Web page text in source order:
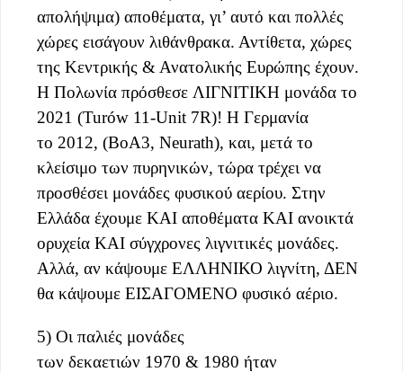
απολήψιμα) αποθέματα, γι’ αυτό και πολλές
χώρες εισάγουν λιθάνθρακα. Αντίθετα, χώρες
της Κεντρικής & Ανατολικής Ευρώπης έχουν.
Η Πολωνία πρόσθεσε ΛΙΓΝΙΤΙΚΗ μονάδα το
2021 (Turów 11-Unit 7R)! Η Γερμανία
το 2012, (ΒοΑ3, Neurath), και, μετά το
κλείσιμο των πυρηνικών, τώρα τρέχει να
προσθέσει μονάδες φυσικού αερίου. Στην
Ελλάδα έχουμε ΚΑΙ αποθέματα ΚΑΙ ανοικτά
ορυχεία ΚΑΙ σύγχρονες λιγνιτικές μονάδες.
Αλλά, αν κάψουμε ΕΛΛΗΝΙΚΟ λιγνίτη, ΔΕΝ
θα κάψουμε ΕΙΣΑΓΟΜΕΝΟ φυσικό αέριο.
5) Οι παλιές μονάδες
των δεκαετιών 1970 & 1980 ήταν